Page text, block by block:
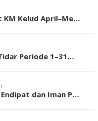
KM Kelud April–Me…
Periode 1–31…
dan Iman P…